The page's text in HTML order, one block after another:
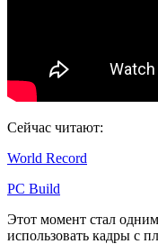
Сейчас читают:
World Record
PC Build
Этот момент стал
использовать кадры с